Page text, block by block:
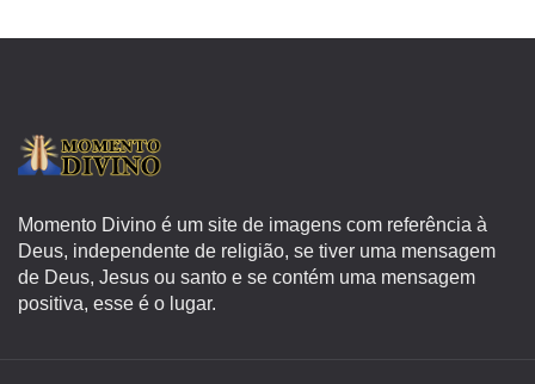
Momento Divino é um site de imagens com referência à
Deus, independente de religião, se tiver uma mensagem
de Deus, Jesus ou santo e se contém uma mensagem
positiva, esse é o lugar.